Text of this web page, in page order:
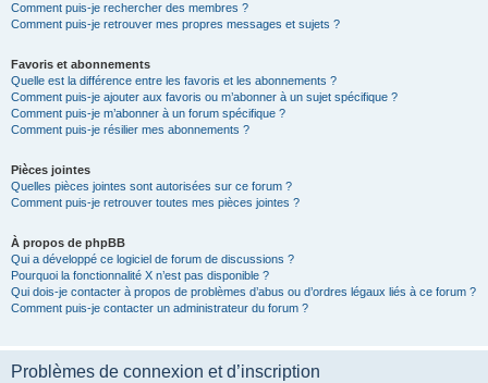
Comment puis-je rechercher des membres ?
Comment puis-je retrouver mes propres messages et sujets ?
Favoris et abonnements
Quelle est la différence entre les favoris et les abonnements ?
Comment puis-je ajouter aux favoris ou m’abonner à un sujet spécifique ?
Comment puis-je m’abonner à un forum spécifique ?
Comment puis-je résilier mes abonnements ?
Pièces jointes
Quelles pièces jointes sont autorisées sur ce forum ?
Comment puis-je retrouver toutes mes pièces jointes ?
À propos de phpBB
Qui a développé ce logiciel de forum de discussions ?
Pourquoi la fonctionnalité X n’est pas disponible ?
Qui dois-je contacter à propos de problèmes d’abus ou d’ordres légaux liés à ce forum ?
Comment puis-je contacter un administrateur du forum ?
Problèmes de connexion et d’inscription